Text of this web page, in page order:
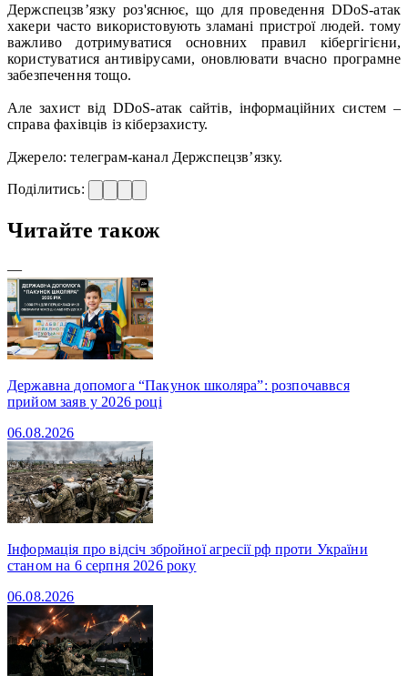
Держспецзв’язку роз'яснює, що для проведення DDoS-атак
хакери часто використовують зламані пристрої людей. тому
важливо дотримуватися основних правил кібергігієни,
користуватися антивірусами, оновлювати вчасно програмне
забезпечення тощо.
Але захист від DDoS-атак сайтів, інформаційних систем –
справа фахівців із кіберзахисту.
Джерело: телеграм-канал Держспецзв’язку.
Поділитись:
Читайте також
—
Державна допомога “Пакунок школяра”: розпочаввся
прийом заяв у 2026 році
06.08.2026
Інформація про відсіч збройної агресії рф проти України
станом на 6 серпня 2026 року
06.08.2026